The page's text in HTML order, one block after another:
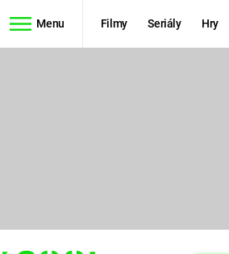
Menu Filmy Seriály Hry